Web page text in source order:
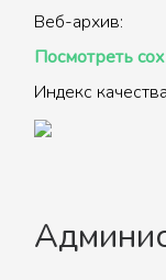
Веб-архив:
Посмотреть
Индекс